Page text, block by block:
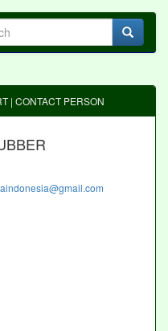
| CONTACT PERSON